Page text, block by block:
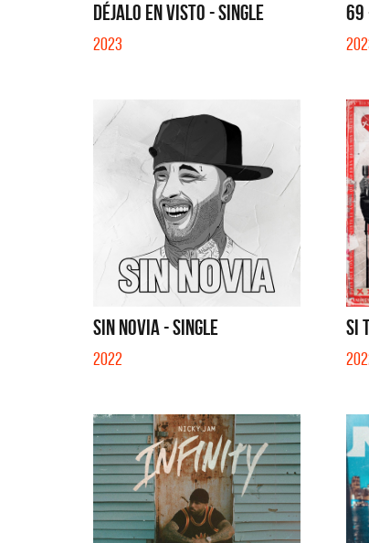
DÉJALO EN VISTO - SINGLE
2023
69
SIN NOVIA - SINGLE
2022
SI